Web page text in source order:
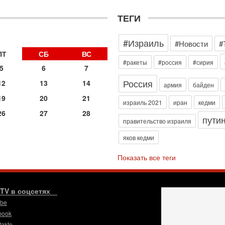
СБ
ВС
5 6
7
13
14
20
21
27
28
ТЕГИ
#Израиль
#Новости
#ракеты #россия #сирия
Россия армия байден
израиль 2021 иран кедми
правительство израиля путин
яков кедми
Показать все теги
в соцсетях